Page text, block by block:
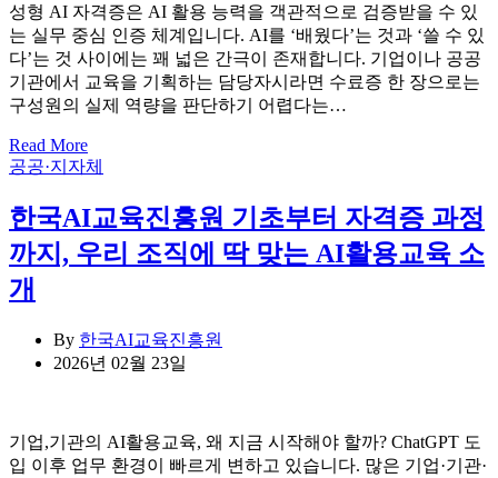
성형 AI 자격증은 AI 활용 능력을 객관적으로 검증받을 수 있
는 실무 중심 인증 체계입니다. AI를 ‘배웠다’는 것과 ‘쓸 수 있
다’는 것 사이에는 꽤 넓은 간극이 존재합니다. 기업이나 공공
기관에서 교육을 기획하는 담당자시라면 수료증 한 장으로는
구성원의 실제 역량을 판단하기 어렵다는…
Read More
Categories
공공·지자체
한국AI교육진흥원 기초부터 자격증 과정
까지, 우리 조직에 딱 맞는 AI활용교육 소
개
By 한국AI교육진흥원
2026년 02월 23일
기업,기관의 AI활용교육, 왜 지금 시작해야 할까? ChatGPT 도
입 이후 업무 환경이 빠르게 변하고 있습니다. 많은 기업·기관·